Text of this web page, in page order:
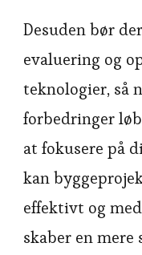
Desuden bør
evaluering og
teknologier, så
forbedringer
at fokusere på
kan
effektivt og
skaber en